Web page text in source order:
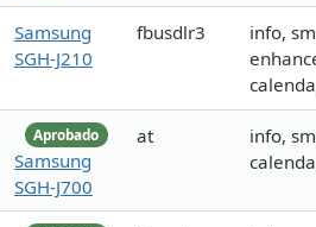
Samsung
SGH-J210
fbusdlr3
info,
Aprobado
Samsung
SGH-J700
at
info,